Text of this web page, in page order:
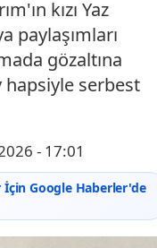
kızı Yaz
paylaşımları
gözaltına
hapsiyle serbest
- 17:01
Google Haberler'de